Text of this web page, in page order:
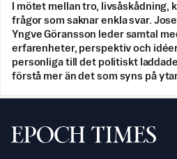
I mötet mellan tro,
frågor som saknar enkla svar.
Yngve Göransson leder samtal
erfarenheter, perspektiv och
personliga till det politiskt
förstå mer än det som syns på
Svenska Epoch Times